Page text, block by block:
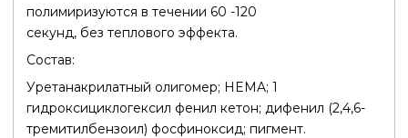
полимиризуются в течении 60 -120
секунд, без теплового эффекта.
Состав:
Уретанакрилатный олигомер; HEMA; 1
гидроксициклогексил фенил кетон; дифенил (2,4,6-
тремитилбензоил) фосфиноксид; пигмент.